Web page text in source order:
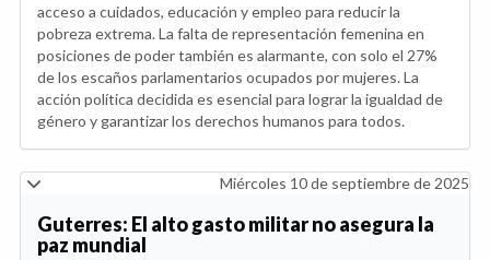
acceso a cuidados, educación y empleo para reducir la
pobreza extrema. La falta de representación femenina en
posiciones de poder también es alarmante, con solo el 27%
de los escaños parlamentarios ocupados por mujeres. La
acción política decidida es esencial para lograr la igualdad de
género y garantizar los derechos humanos para todos.
Miércoles 10 de septiembre de 2025
Guterres: El alto gasto militar no asegura la
paz mundial